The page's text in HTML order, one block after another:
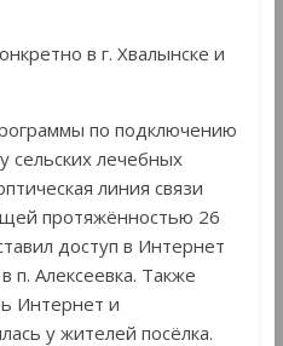
в г. Хвалынске и
по подключению
сельских лечебных
линия связи
протяжённостью 26
доступ в Интернет
п. Алексеевка. Также
Интернет и
у жителей посёлка.